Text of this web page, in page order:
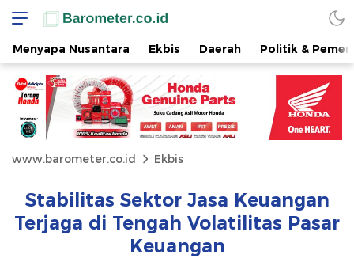
Menyapa Nusantara Ekbis Daerah Politik &
www.barometer.co.id Ekbis
Stabilitas Sektor Jasa Keuangan
Terjaga di Tengah Volatilitas Pasar
Keuangan